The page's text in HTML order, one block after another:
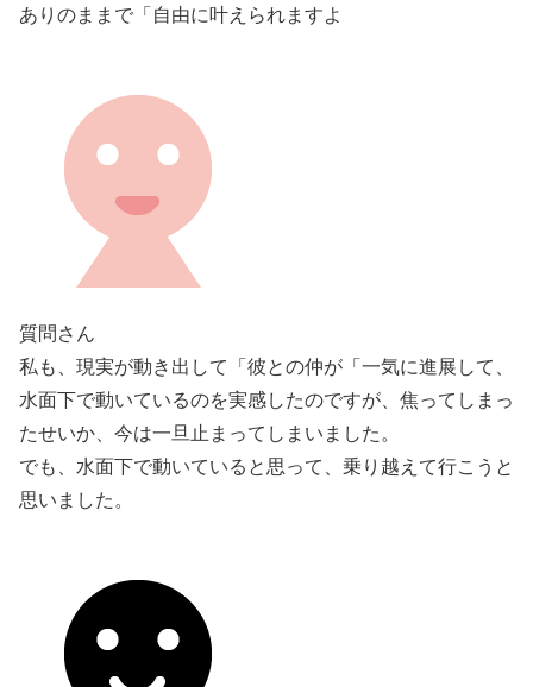
ありのままで「自由に叶えられますよ
質問さん
私も、現実が動き出して「彼との仲が「一気に進展して、
水面下で動いているのを実感したのですが、焦ってしまっ
たせいか、今は一旦止まってしまいました。
でも、水面下で動いていると思って、乗り越えて行こうと
思いました。